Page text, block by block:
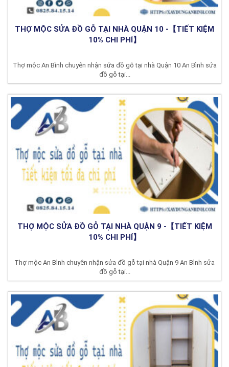
THỢ MỘC SỬA ĐỒ GỖ TẠI NHÀ QUẬN 10 -【TIẾT KIỆM
10% CHI PHÍ】
Thợ mộc An Bình chuyên nhận sửa đồ gỗ tại nhà Quận 10 An Bình sửa
đồ gỗ tại...
THỢ MỘC SỬA ĐỒ GỖ TẠI NHÀ QUẬN 9 -【TIẾT KIỆM
10% CHI PHÍ】
Thợ mộc An Bình chuyên nhận sửa đồ gỗ tại nhà Quận 9 An Bình sửa
đồ gỗ tại...